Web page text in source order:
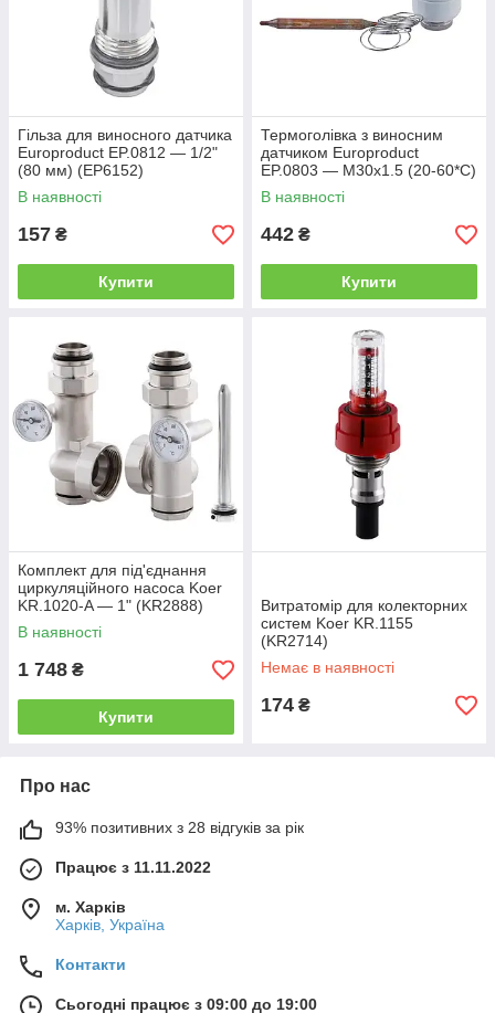
Гільза для виносного датчика
Europroduct EP.0812 — 1/2"
(80 мм) (EP6152)
В наявності
157 ₴
Купити
Термоголівка з виносним
датчиком Europroduct
EP.0803 — M30x1.5 (20-60*C)
(EP6145)
В наявності
442 ₴
Купити
Комплект для під'єднання
циркуляційного насоса Koer
KR.1020-A — 1" (KR2888)
В наявності
1 748 ₴
Купити
Витратомір для колекторних
систем Koer KR.1155
(KR2714)
Немає в наявності
174 ₴
Про нас
93% позитивних з 28 відгуків за рік
Працює з 11.11.2022
м. Харків
Харків, Україна
Контакти
Сьогодні працює з 09:00 до 19:00